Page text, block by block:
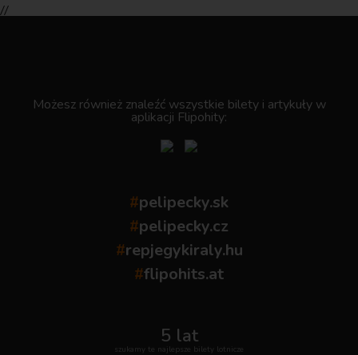
//
Możesz również znaleźć wszystkie bilety i artykuły w
aplikacji Flipohity:
#pelipecky.sk
#pelipecky.cz
#repjegykiraly.hu
#flipohits.at
5 lat
szukamy te najlepsze bilety lotnicze